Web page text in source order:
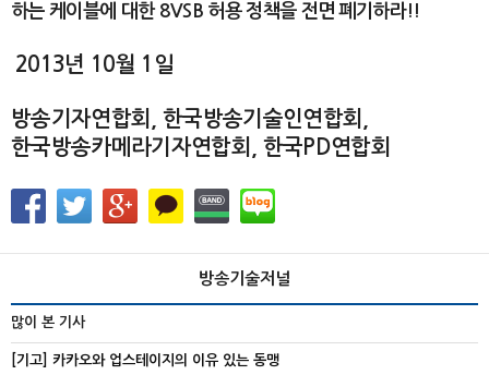
하는 케이블에 대한 8VSB 허용 정책을 전면 폐기하라!!
2013년 10월 1 일
방송기자연합회 ,한국방송기술인연합회
한국방송카메라기자연합회
한국 PD연합회
방송기술저널
많이 본 기사
[기고] 카카오와 업스테이지의 이유 있는 동맹